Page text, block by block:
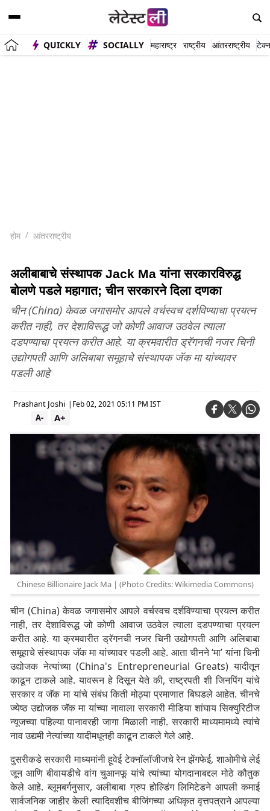
QUICKLY SOCIALLY महाराष्ट्र राष्ट्रीय आंतरराष्ट्रीय
होम आंतरराष्ट्रीय
अलीबाबाचे संस्थापक Jack Ma यांना सरकारविरुद्ध
बोलणे पडले महागात; चीन सरकारने दिला दणका
चीन (China) केवळ जगासमोर आपले वर्चस्वच दर्शविण्याचा प्रयत्न
करीत नाही, तर देशाविरूद्ध जो कोणी आवाज उठवेल त्याला
दडपण्याचा प्रयत्न करीत आहे. या क्रमवारीत ड्रॅगनची नजर चिनी
उद्योगपती आणि अलिबाबा समूहाचे संस्थापक जॅक मा यांच्यावर
पडली आहे
Prashant Joshi | Feb 02, 2021 05:11 PM IST
A+
A-
Chinese Billionaire Jack Ma | (Photo Credits: Wikimedia Commons)
चीन (China) केवळ जगासमोर आपले वर्चस्वच दर्शविण्याचा प्रयत्न करीत
नाही, तर देशाविरूद्ध जो कोणी आवाज उठवेल त्याला दडपण्याचा प्रयत्न
करीत आहे. या क्रमवारीत ड्रॅगनची नजर चिनी उद्योगपती आणि अलिबाबा
समूहाचे संस्थापक जॅक मा यांच्यावर पडली आहे. आता चीनने ‘मा’ यांना चिनी
उद्योजक नेत्यांच्या (China's Entrepreneurial Greats) यादीतून
काढून टाकले आहे. यावरून हे दिसून येते की, राष्ट्रपती शी जिनपिंग यांचे
सरकार व जॅक मा यांचे संबंध किती मोठ्या प्रमाणात बिघडले आहेत. चीनचे
ज्येष्ठ उद्योजक जॅक मा यांच्या नावाला सरकारी मीडिया शांघाय सिक्युरिटीज
न्यूजच्या पहिल्या पानावरही जागा मिळाली नाही. सरकारी माध्यमामध्ये त्यांचे
नाव उद्यमी नेत्यांच्या यादीमधूनही काढून टाकले गेले आहे.
दुसरीकडे सरकारी माध्यमांनी हूवेई टेक्नॉलॉजीजचे रेन झेंगफेई, शाओमीचे लेई
जून आणि बीवायडीचे वांग चुआनफू यांचे त्यांच्या योगदानाबद्दल मोठे कौतुक
केले आहे. ब्लूमबर्गनुसार, अलीबाबा ग्रुप होल्डिंग लिमिटेडने आपली कमाई
सार्वजनिक जाहीर केली त्यादिवशीच बीजिंगच्या अधिकृत वृत्तपत्राने आपल्या